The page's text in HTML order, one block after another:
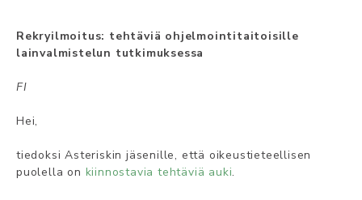
Rekryilmoitus: tehtäviä ohjelmointitaitoisille
lainvalmistelun tutkimuksessa
FI
Hei,
tiedoksi Asteriskin jäsenille, että oikeustieteellisen
puolella on kiinnostavia tehtäviä auki.